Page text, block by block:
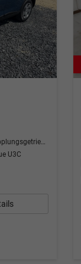
Doppelkupplungsgetriebe (DSG)
U3C